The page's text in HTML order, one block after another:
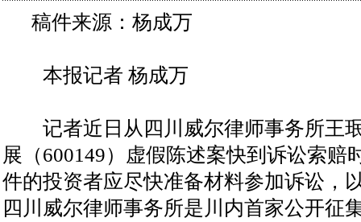
稿件来源：杨成万
本报记者 杨成万
记者近日从四川威尔律师事务所王
展（600149）虚假陈述案快到诉讼索赔
件的投资者应尽快准备材料参加诉讼，
四川威尔律师事务所是川内首家公开征